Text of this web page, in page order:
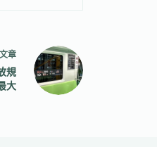
文章
規
大